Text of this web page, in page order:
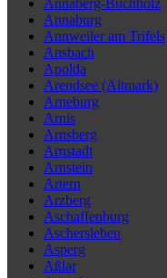
Annaberg-Buchholz
Annaburg
Annweiler am Trifels
Ansbach
Apolda
Arendsee (Altmark)
Arneburg
Arnis
Arnsberg
Arnstadt
Arnstein
Artern
Arzberg
Aschaffenburg
Aschersleben
Asperg
Aßlar